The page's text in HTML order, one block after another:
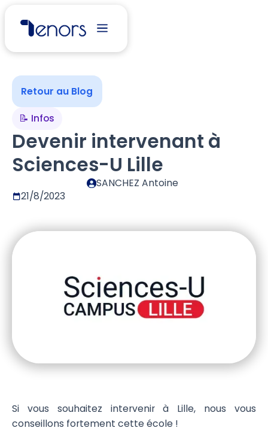
Retour au Blog
📝 Infos
Devenir intervenant à
Sciences-U Lille
SANCHEZ Antoine
21/8/2023
Si vous souhaitez intervenir à Lille, nous vous
conseillons fortement cette école !